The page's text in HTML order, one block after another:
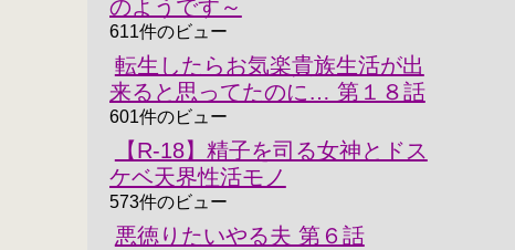
のようです～
611件のビュー
転生したらお気楽貴族生活が出
来ると思ってたのに… 第１８話
601件のビュー
【R-18】精子を司る女神とドス
ケベ天界性活モノ
573件のビュー
悪徳りたいやる夫 第６話